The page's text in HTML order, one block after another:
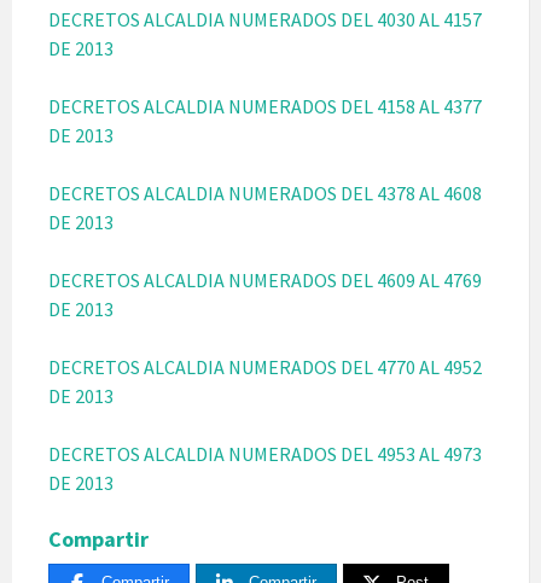
DECRETOS ALCALDIA NUMERADOS DEL 4030 AL 4157
DE 2013
DECRETOS ALCALDIA NUMERADOS DEL 4158 AL 4377
DE 2013
DECRETOS ALCALDIA NUMERADOS DEL 4378 AL 4608
DE 2013
DECRETOS ALCALDIA NUMERADOS DEL 4609 AL 4769
DE 2013
DECRETOS ALCALDIA NUMERADOS DEL 4770 AL 4952
DE 2013
DECRETOS ALCALDIA NUMERADOS DEL 4953 AL 4973
DE 2013
Compartir